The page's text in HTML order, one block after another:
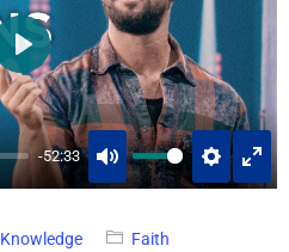
-52:33
MUTE SETTINGS
PLAY
Knowledge Faith